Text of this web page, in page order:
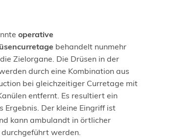
operative
behandelt nunmehr
Zielorgane. Die Drüsen in der
durch eine Kombination aus
bei gleichzeitiger Curretage mit
entfernt. Es resultiert ein
Ergebnis. Der kleine Eingriff ist
kann ambulandt in örtlicher
werden.